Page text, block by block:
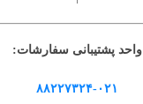
واحد پشتیبانی سفارشات:
۸۸۲۲۷۳۲۴-۰۲۱